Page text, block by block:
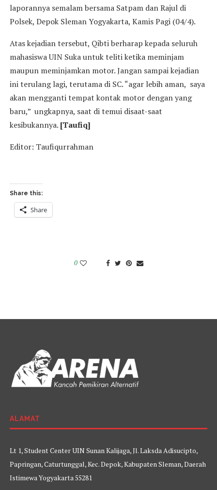
laporannya semalam bersama Satpam dan Rajul di
Polsek, Depok Sleman Yogyakarta, Kamis Pagi (04/4).
Atas kejadian tersebut, Qibti berharap kepada seluruh
mahasiswa UIN Suka untuk teliti ketika meminjam
maupun meminjamkan motor. Jangan sampai kejadian
ini terulang lagi, terutama di SC. “agar lebih aman, saya
akan mengganti tempat kontak motor dengan yang
baru,” ungkapnya, saat di temui disaat-saat
kesibukannya. [Taufiq]
Editor: Taufiqurrahman
Share this:
Share
0
ALAMAT
Lt 1, Student Center UIN Sunan Kalijaga, Jl. Laksda Adisucipto,
Papringan, Caturtunggal, Kec. Depok, Kabupaten Sleman, Daerah
Istimewa Yogyakarta 55281